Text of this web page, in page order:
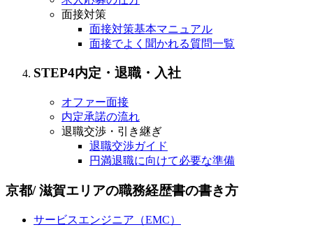
面接対策
面接対策基本マニュアル
面接でよく聞かれる質問一覧
STEP4内定・退職・入社
オファー面接
内定承諾の流れ
退職交渉・引き継ぎ
退職交渉ガイド
円満退職に向けて必要な準備
京都/ 滋賀エリアの職務経歴書の書き方
サービスエンジニア（EMC）